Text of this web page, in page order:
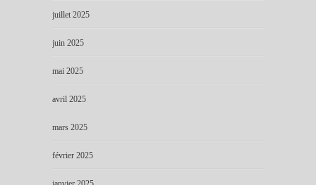
juillet 2025
juin 2025
mai 2025
avril 2025
mars 2025
février 2025